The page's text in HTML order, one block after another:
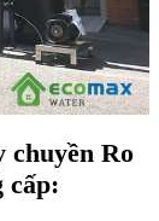
chuyền Ro
cấp: